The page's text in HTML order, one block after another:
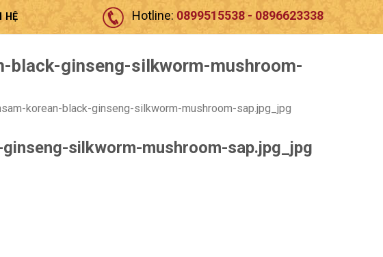
HỆ Hotline: 0899515538 - 0896623338
black-ginseng-silkworm-mushroom-
korean-black-ginseng-silkworm-mushroom-sap.jpg_jpg
silkworm-mushroom-sap.jpg_jpg